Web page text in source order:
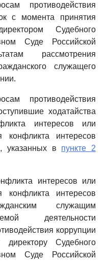
противодействия
с момента принятия
Судебного
Суде Российской
рассмотрения
служащего
противодействия
ходатайства
интересов или
конфликта интересов
указанных в пункте 2
интересов или
конфликта интересов
служащим
деятельности
коррупции
директору Судебного
Суде Российской